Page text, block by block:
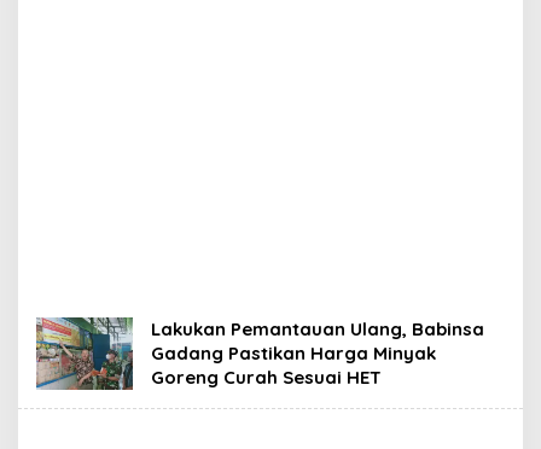
Lakukan Pemantauan Ulang, Babinsa
Gadang Pastikan Harga Minyak
Goreng Curah Sesuai HET